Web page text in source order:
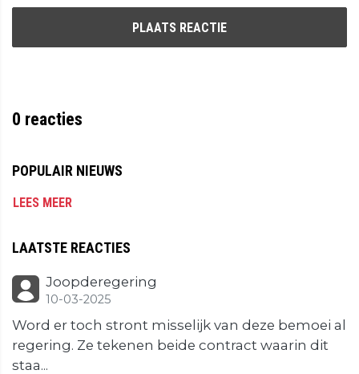
PLAATS REACTIE
0 reacties
POPULAIR NIEUWS
LEES MEER
LAATSTE REACTIES
Joopderegering
10-03-2025
Word er toch stront misselijk van deze bemoei al
regering. Ze tekenen beide contract waarin dit
staa...